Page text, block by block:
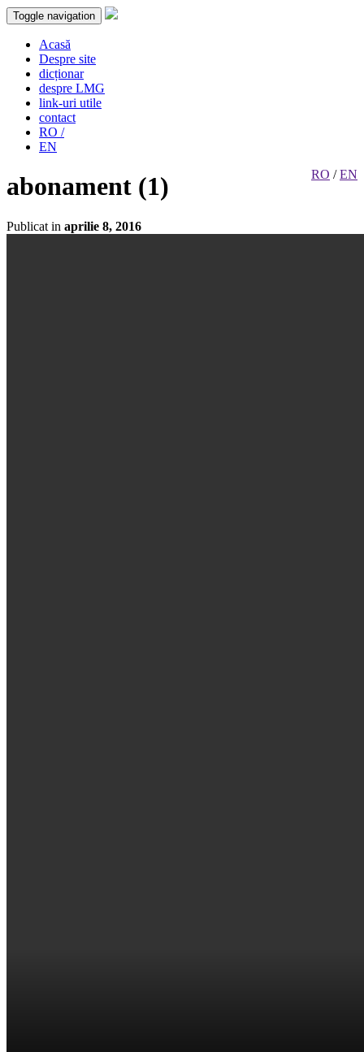
Toggle navigation
Acasă
Despre site
dicționar
despre LMG
link-uri utile
contact
RO /
EN
RO /EN
abonament (1)
Publicat in aprilie 8, 2016